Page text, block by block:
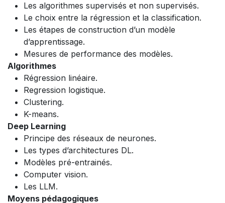
Les algorithmes supervisés et non supervisés.
Le choix entre la régression et la classification.
Les étapes de construction d’un modèle
d’apprentissage.
Mesures de performance des modèles.
Algorithmes
Régression linéaire.
Regression logistique.
Clustering.
K-means.
Deep Learning
Principe des réseaux de neurones.
Les types d’architectures DL.
Modèles pré-entrainés.
Computer vision.
Les LLM.
Moyens pédagogiques